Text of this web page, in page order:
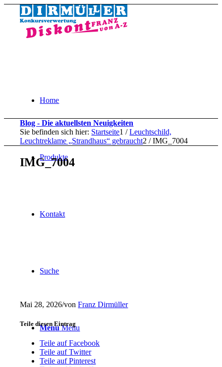
Home
Produkte
Kontakt
Suche
Menu Menu
Blog - Die aktuellsten Neuigkeiten
Sie befinden sich hier: Startseite1 / Leuchtschild,
Leuchtreklame „Strandhaus“ gebraucht2 / IMG_7004
IMG_7004
Mai 28, 2026/vonFranz Dirmüller
Teile diesen Eintrag
Teile auf Facebook
Teile auf Twitter
Teile auf Pinterest